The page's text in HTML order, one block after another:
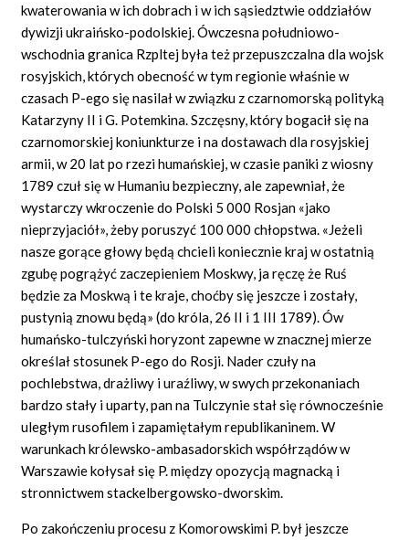
kwaterowania w ich dobrach i w ich sąsiedztwie oddziałów
dywizji ukraińsko-podolskiej. Ówczesna południowo-
wschodnia granica Rzpltej była też przepuszczalna dla wojsk
rosyjskich, których obecność w tym regionie właśnie w
czasach P-ego się nasilał w związku z czarnomorską polityką
Katarzyny II i G. Potemkina. Szczęsny, który bogacił się na
czarnomorskiej koniunkturze i na dostawach dla rosyjskiej
armii, w 20 lat po rzezi humańskiej, w czasie paniki z wiosny
1789 czuł się w Humaniu bezpieczny, ale zapewniał, że
wystarczy wkroczenie do Polski 5 000 Rosjan «jako
nieprzyjaciół», żeby poruszyć 100 000 chłopstwa. «Jeżeli
nasze gorące głowy będą chcieli koniecznie kraj w ostatnią
zgubę pogrążyć zaczepieniem Moskwy, ja ręczę że Ruś
będzie za Moskwą i te kraje, choćby się jeszcze i zostały,
pustynią znowu będą» (do króla, 26 II i 1 III 1789). Ów
humańsko-tulczyński horyzont zapewne w znacznej mierze
określał stosunek P-ego do Rosji. Nader czuły na
pochlebstwa, drażliwy i uraźliwy, w swych przekonaniach
bardzo stały i uparty, pan na Tulczynie stał się równocześnie
uległym rusofilem i zapamiętałym republikaninem. W
warunkach królewsko-ambasadorskich współrządów w
Warszawie kołysał się P. między opozycją magnacką i
stronnictwem stackelbergowsko-dworskim.
Po zakończeniu procesu z Komorowskimi P. był jeszcze